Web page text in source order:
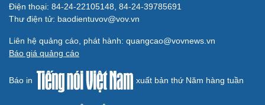
Điện thoại: 84-24-22105148, 84-24-39785691
Thư điện tử: baodientuvov@vov.vn
Liên hệ quảng cáo, phát hành: quangcao@vovnews.vn
Báo giá quảng cáo
Báo in xuất bản thứ Năm hàng tuần